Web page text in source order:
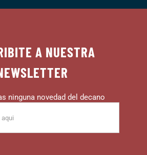
A NUESTRA
ninguna novedad del decano